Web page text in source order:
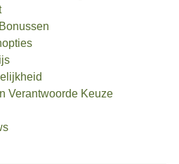
Verantwoorde Keuze